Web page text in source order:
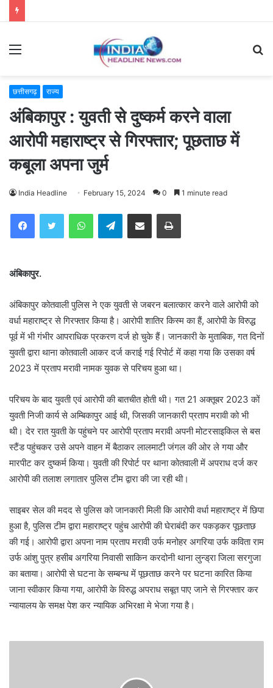
Menu
छत्तीसगढ़ राज्य
अंबिकापुर : युवती से दुष्कर्म करने वाला
आरोपी महाराष्ट्र से गिरफ्तार; पूछताछ में
कबूला अपना जुर्म
India Headline February 15, 2024 0 1 minute read
WhatsAppTelegramShare via Email Print
अंबिकापुर.
अंबिकापुर कोतवाली पुलिस ने एक युवती से जबरन बलात्कार करने वाले आरोपी को
वर्धा महाराष्ट्र से गिरफ्तार किया है। आरोपी शातिर किस्म का हैं, आरोपी के विरुद्ध
पूर्व में भी गंभीर आपराधिक प्रकरण दर्ज हो चुके हैं। जानकारी के मुताबिक, गत दिनों
युवती द्वारा थाना कोतवाली आकर दर्ज कराई गई रिपोर्ट में कहा गया कि उसका वर्ष
2023 में प्रताप मरावी नामक युवक से परिचय हुआ था।
परिचय के बाद युवती एवं आरोपी की बातचीत होती थी। गत 21 अक्तूबर 2023 कों
युवती निजी कार्य से अम्बिकापुर आई थी, जिसकी जानकारी प्रताप मरावी को भी
थी। देर रात युवती के पहुंचने पर आरोपी प्रताप मरावी अपनी मोटरसाइकिल से बस
स्टैंड पहुंचकर उसे अपने वाहन में बैठाकर लालमाटी जंगल की ओर ले गया और
मारपीट कर दुष्कर्म किया। युवती की रिपोर्ट पर थाना कोतवाली में अपराध दर्ज कर
आरोपी की तलाश लगातार पुलिस टीम द्वारा की जा रही थी।
साइबर सेल की मदद से पुलिस को जानकारी मिली कि आरोपी वर्धा महाराष्ट्र में छिपा
हुआ है, पुलिस टीम द्वारा महाराष्ट्र पहुंच आरोपी की घेराबंदी कर पकड़कर पूछताछ
की गई। आरोपी द्वारा अपना नाम प्रताप मरावी उर्फ मनोहर अगरिया उर्फ कविता राम
उर्फ आंशु पुत्र हसीब अगरिया निवासी साकिन करदोनी थाना लुन्ड्रा जिला सरगुजा
का बताया। आरोपी से घटना के सम्बन्ध में पूछताछ करने पर घटना कारित किया
जाना स्वीकार किया गया, आरोपी के विरुद्ध अपराध सबूत पाए जाने से गिरफ्तार कर
न्यायालय के समक्ष पेश कर न्यायिक अभिरक्षा मे भेजा गया है।